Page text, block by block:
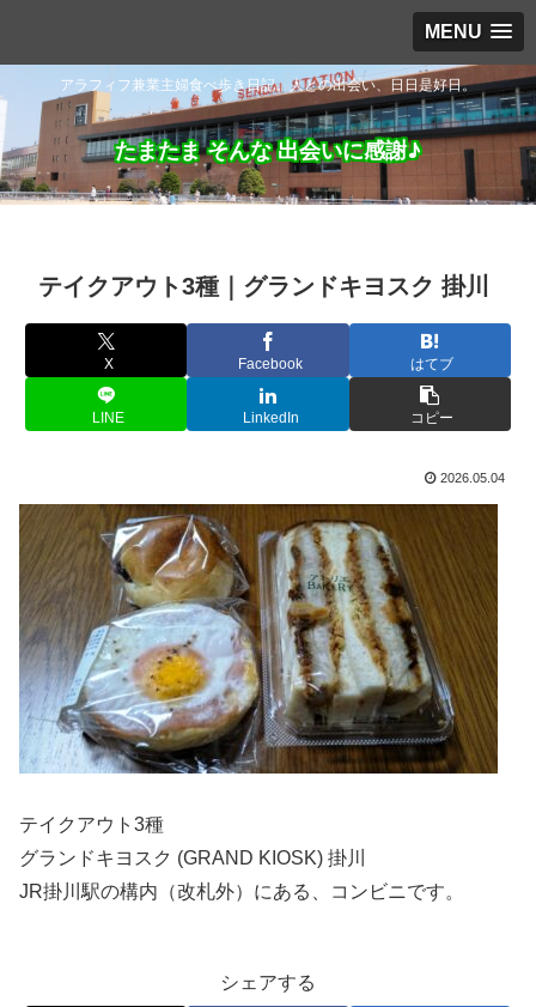
MENU
アラフィフ兼業主婦食べ歩き日記。人との出会い、日日是好日。
たまたま そんな 出会いに感謝♪
テイクアウト3種｜グランドキヨスク 掛川
X Facebook はてブ
LINE LinkedIn コピー
2026.05.04
テイクアウト3種
グランドキヨスク (GRAND KIOSK) 掛川
JR掛川駅の構内（改札外）にある、コンビニです。
シェアする